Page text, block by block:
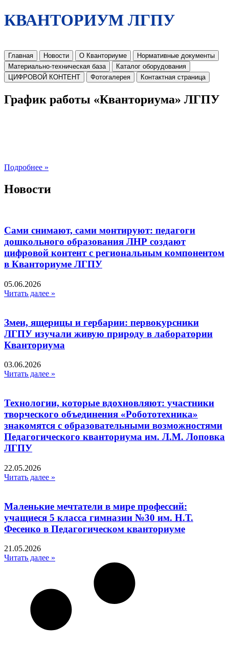
КВАНТОРИУМ ЛГПУ
Главная Новости О Кванториуме
Нормативные документы
Материально-техническая база
Каталог оборудования
ЦИФРОВОЙ КОНТЕНТ
Фотогалерея Контактная страница
График работы «Кванториума» ЛГПУ
Подробнее »
Новости
Сами снимают, сами монтируют: педагоги
дошкольного образования ЛНР создают
цифровой контент с региональным компонентом
в Кванториуме ЛГПУ​
05.06.2026
Читать далее »
Змеи, ящерицы и гербарии: первокурсники
ЛГПУ изучали живую природу в лаборатории
Кванториума
03.06.2026
Читать далее »
Технологии, которые вдохновляют: участники
творческого объединения «Робототехника»
знакомятся с образовательными возможностями
Педагогического кванториума им. Л.М. Лоповка
ЛГПУ
22.05.2026
Читать далее »
Маленькие мечтатели в мире профессий:
учащиеся 5 класса гимназии №30 им. Н.Т.
Фесенко в Педагогическом кванториуме
21.05.2026
Читать далее »